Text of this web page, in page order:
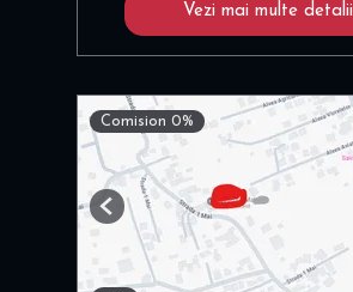
Vezi mai multe detalii
Comision 0%
Previous